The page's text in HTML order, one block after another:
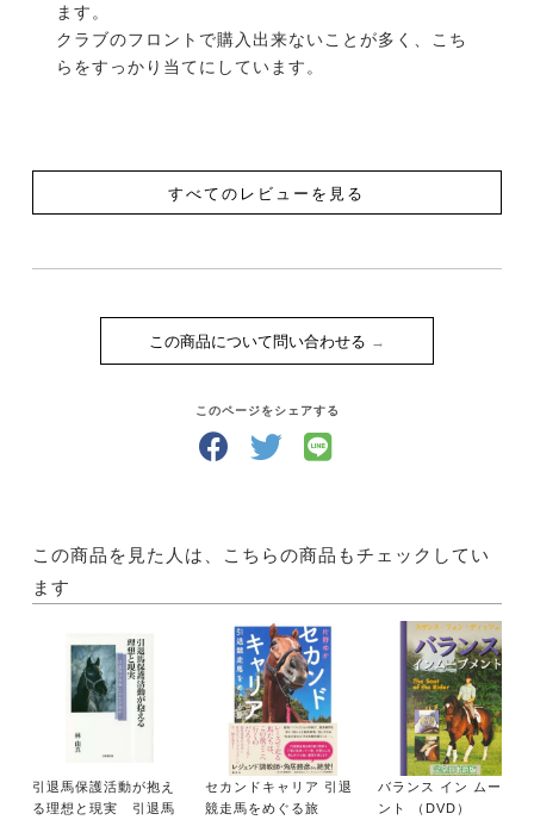
【内容】
特集 引退馬を支える
ホースマンたちの挑戦！
馬の学校 馬事学院 編
林 由真さん（ボランティア団体Retouch） 編
●NPO法人 ホーストラスト
●乗馬クラブ クレイン
●TOKYO2020パラリンピックレポート
パラ馬場馬術REPORT
Equestrian Competition Report 馬術競技会レポート
●第42回 全日本ジュニア総合馬術大会2021
The Live Horses
●野生300年の息吹
写真＝柴田真規子 Location＝宮崎県 都井岬
File.150 サクセスブロッケン
ます。
クラブのフロントで購入出来ないことが多く、こち
らをすっかり当てにしています。
すべてのレビューを見る
この商品について問い合わせる
このページをシェアする
この商品を見た人は、こちらの商品もチェックしてい
ます
引退馬保護活動が抱え
る理想と現実 引退馬
セカンドキャリア 引退
競走馬をめぐる旅
バランス イン ムーブメ
ント （DVD）